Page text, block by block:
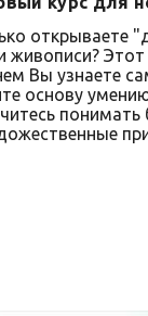
открываете
живописи?
Вы узнаете
основу
понимать